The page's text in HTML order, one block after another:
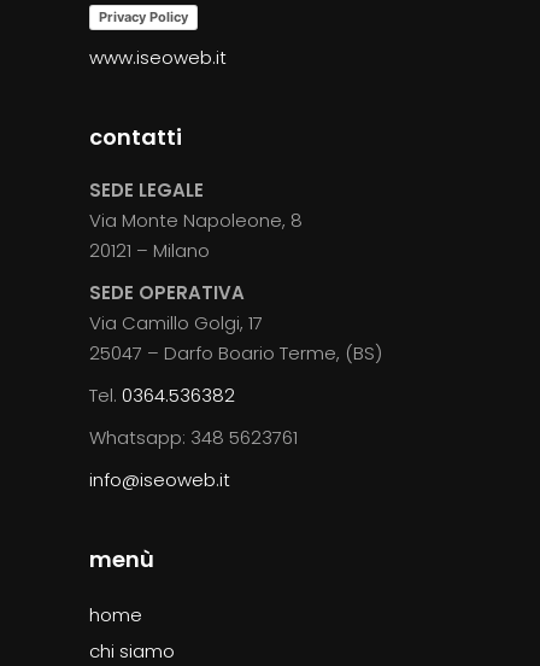
Privacy Policy
www.iseoweb.it
contatti
SEDE LEGALE
Via Monte Napoleone, 8
20121 – Milano
SEDE OPERATIVA
Via Camillo Golgi, 17
25047 – Darfo Boario Terme, (BS)
Tel. 0364.536382
Whatsapp: 348 5623761
info@iseoweb.it
menù
home
chi siamo